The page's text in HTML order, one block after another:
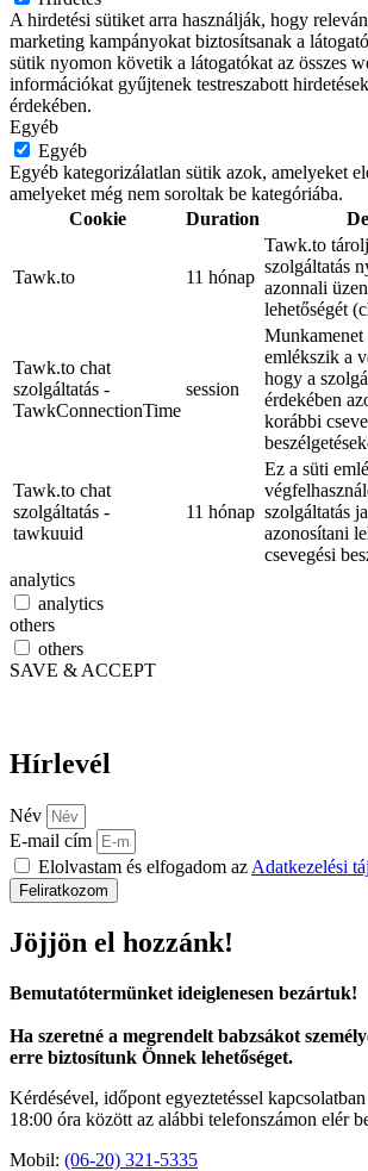
A hirdetési sütiket arra használják, hogy
marketing kampányokat biztosítsanak a
sütik nyomon követik a látogatókat az összes
információkat gyűjtenek testreszabott
érdekében.
Egyéb
Egyéb
Egyéb kategorizálatlan sütik azok, amelyeket
amelyeket még nem soroltak be kategóriába.
Cookie
Duration
Tawk.to 11 hónap
Tawk.to
szolgáltatás
azonnali
lehetőségét
Tawk.to chat
szolgáltatás -
TawkConnectionTime
session
Munkamenet
emlékszik a
hogy a
érdekében
korábbi
Tawk.to chat
szolgáltatás -
tawkuuid
11 hónap
Ez a süti
szolgáltatás
azonosítani
csevegési
analytics
analytics
others
others
SAVE & ACCEPT
Hírlevél
Név
E-mail cím
Elolvastam és elfogadom az Adatkezelési
Feliratkozom
Jöjjön el hozzánk!
Bemutatótermünket ideiglenesen bezártuk!
Ha szeretné a megrendelt babzsákot
erre biztosítunk Önnek lehetőséget.
Kérdésével, időpont egyeztetéssel
18:00 óra között az alábbi telefonszámon elér
Mobil: (06-20) 321-5335